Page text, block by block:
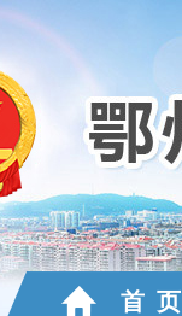
首 页